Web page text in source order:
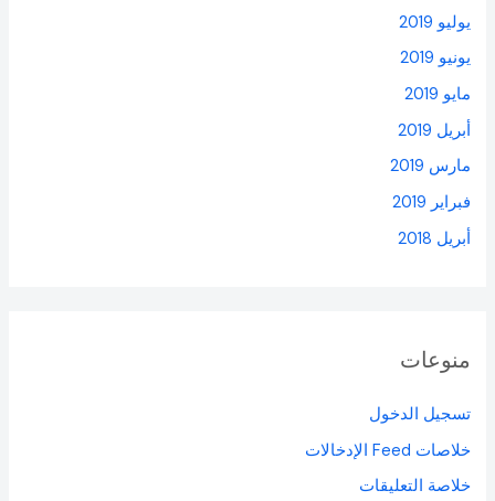
يوليو 2019
يونيو 2019
مايو 2019
أبريل 2019
مارس 2019
فبراير 2019
أبريل 2018
منوعات
تسجيل الدخول
خلاصات Feed الإدخالات
خلاصة التعليقات